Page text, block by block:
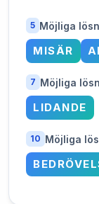
5 Möjliga
MISÄR
7 Möjliga
LIDANDE
10 Möjliga